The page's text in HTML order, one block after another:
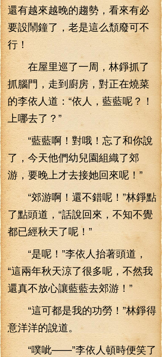
還有越來越晚的趨勢，看來有必
要設鬧鐘了，老是這么頹廢可不
行！
在屋里巡了一周，林錚抓了
抓腦門，走到廚房，對正在燒菜
的李依人道：“依人，藍藍呢？！
上哪去了？”
“藍藍啊！對哦！忘了和你說
了，今天他們幼兒園組織了郊
游，要晚上才去接她回來呢！”
“郊游啊！還不錯呢！”林錚點
了點頭道，“話說回來，不知不覺
都已經秋天了呢！”
“是呢！”李依人抬著頭道，
“這兩年秋天涼了很多呢，不然我
還真不放心讓藍藍去郊游！”
“這可都是我的功勞！”林錚得
意洋洋的說道。
“噗呲——”李依人頓時便笑了